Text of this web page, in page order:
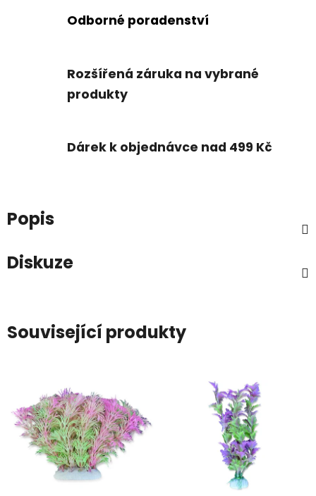
Odborné poradenství
Rozšířená záruka na vybrané
produkty
Dárek k objednávce nad 499 Kč
Popis
Diskuze
Související produkty